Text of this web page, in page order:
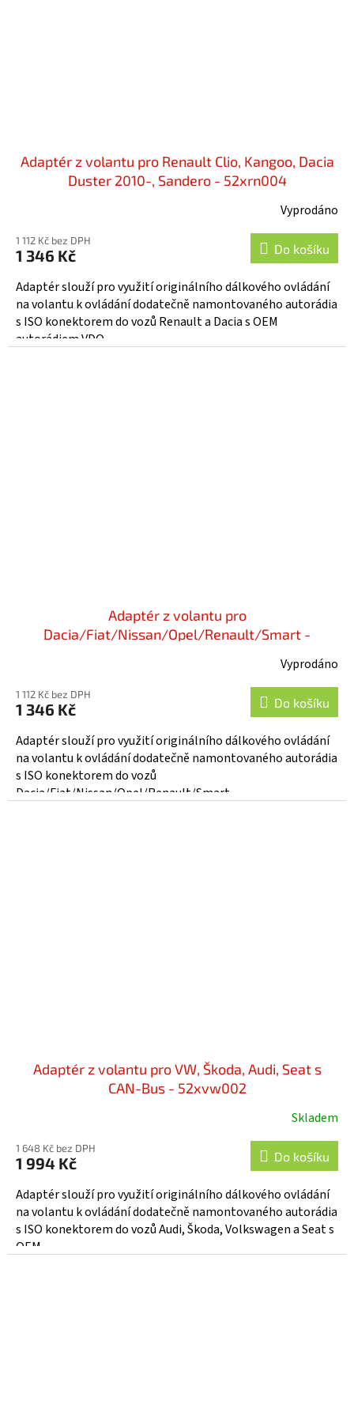
Adaptér z volantu pro Renault Clio, Kangoo, Dacia
Duster 2010-, Sandero - 52xrn004
Vyprodáno
1 112 Kč bez DPH
1 346 Kč Do košíku
Adaptér slouží pro využití originálního dálkového ovládání
na volantu k ovládání dodatečně namontovaného autorádia
s ISO konektorem do vozů Renault a Dacia s OEM
autorádiem VDO...
Adaptér z volantu pro
Dacia/Fiat/Nissan/Opel/Renault/Smart -
Vyprodáno
1 112 Kč bez DPH
1 346 Kč Do košíku
Adaptér slouží pro využití originálního dálkového ovládání
na volantu k ovládání dodatečně namontovaného autorádia
s ISO konektorem do vozů
Dacia/Fiat/Nissan/Opel/Renault/Smart...
Adaptér z volantu pro VW, Škoda, Audi, Seat s
CAN-Bus - 52xvw002
Skladem
1 648 Kč bez DPH
1 994 Kč Do košíku
Adaptér slouží pro využití originálního dálkového ovládání
na volantu k ovládání dodatečně namontovaného autorádia
s ISO konektorem do vozů Audi, Škoda, Volkswagen a Seat s
OEM...